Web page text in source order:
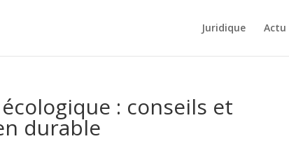
Juridique Actu
: conseils et
durable